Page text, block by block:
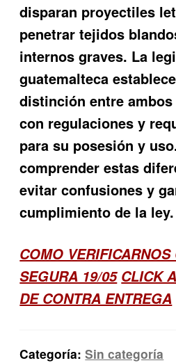
disparan proyectiles
penetrar tejidos
internos graves. La
guatemalteca
distinción entre
con regulaciones y
para su posesión y
comprender estas
evitar confusiones y
cumplimiento de la ley.
COMO
SEGURA 19/05 CLICK
DE CONTRA ENTREGA
Categoría:Sin categoría